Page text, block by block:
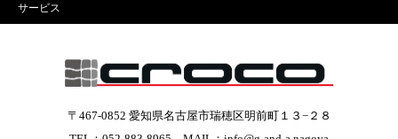
サービス
〒467-0852 愛知県名古屋市瑞穂区明前町１３−２８